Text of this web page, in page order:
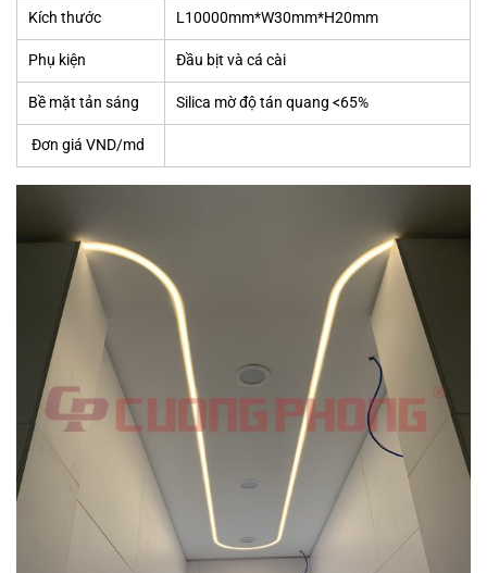
Kích thước L10000mm*W30mm*H20mm
Phụ kiện Đầu bịt và cá cài
Bề mặt tản sáng Silica mờ độ tán quang <65%
Đơn giá VND/md